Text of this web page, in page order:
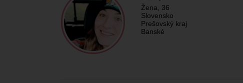
Žena , 36
Slovensko
Prešovský kraj
Banské